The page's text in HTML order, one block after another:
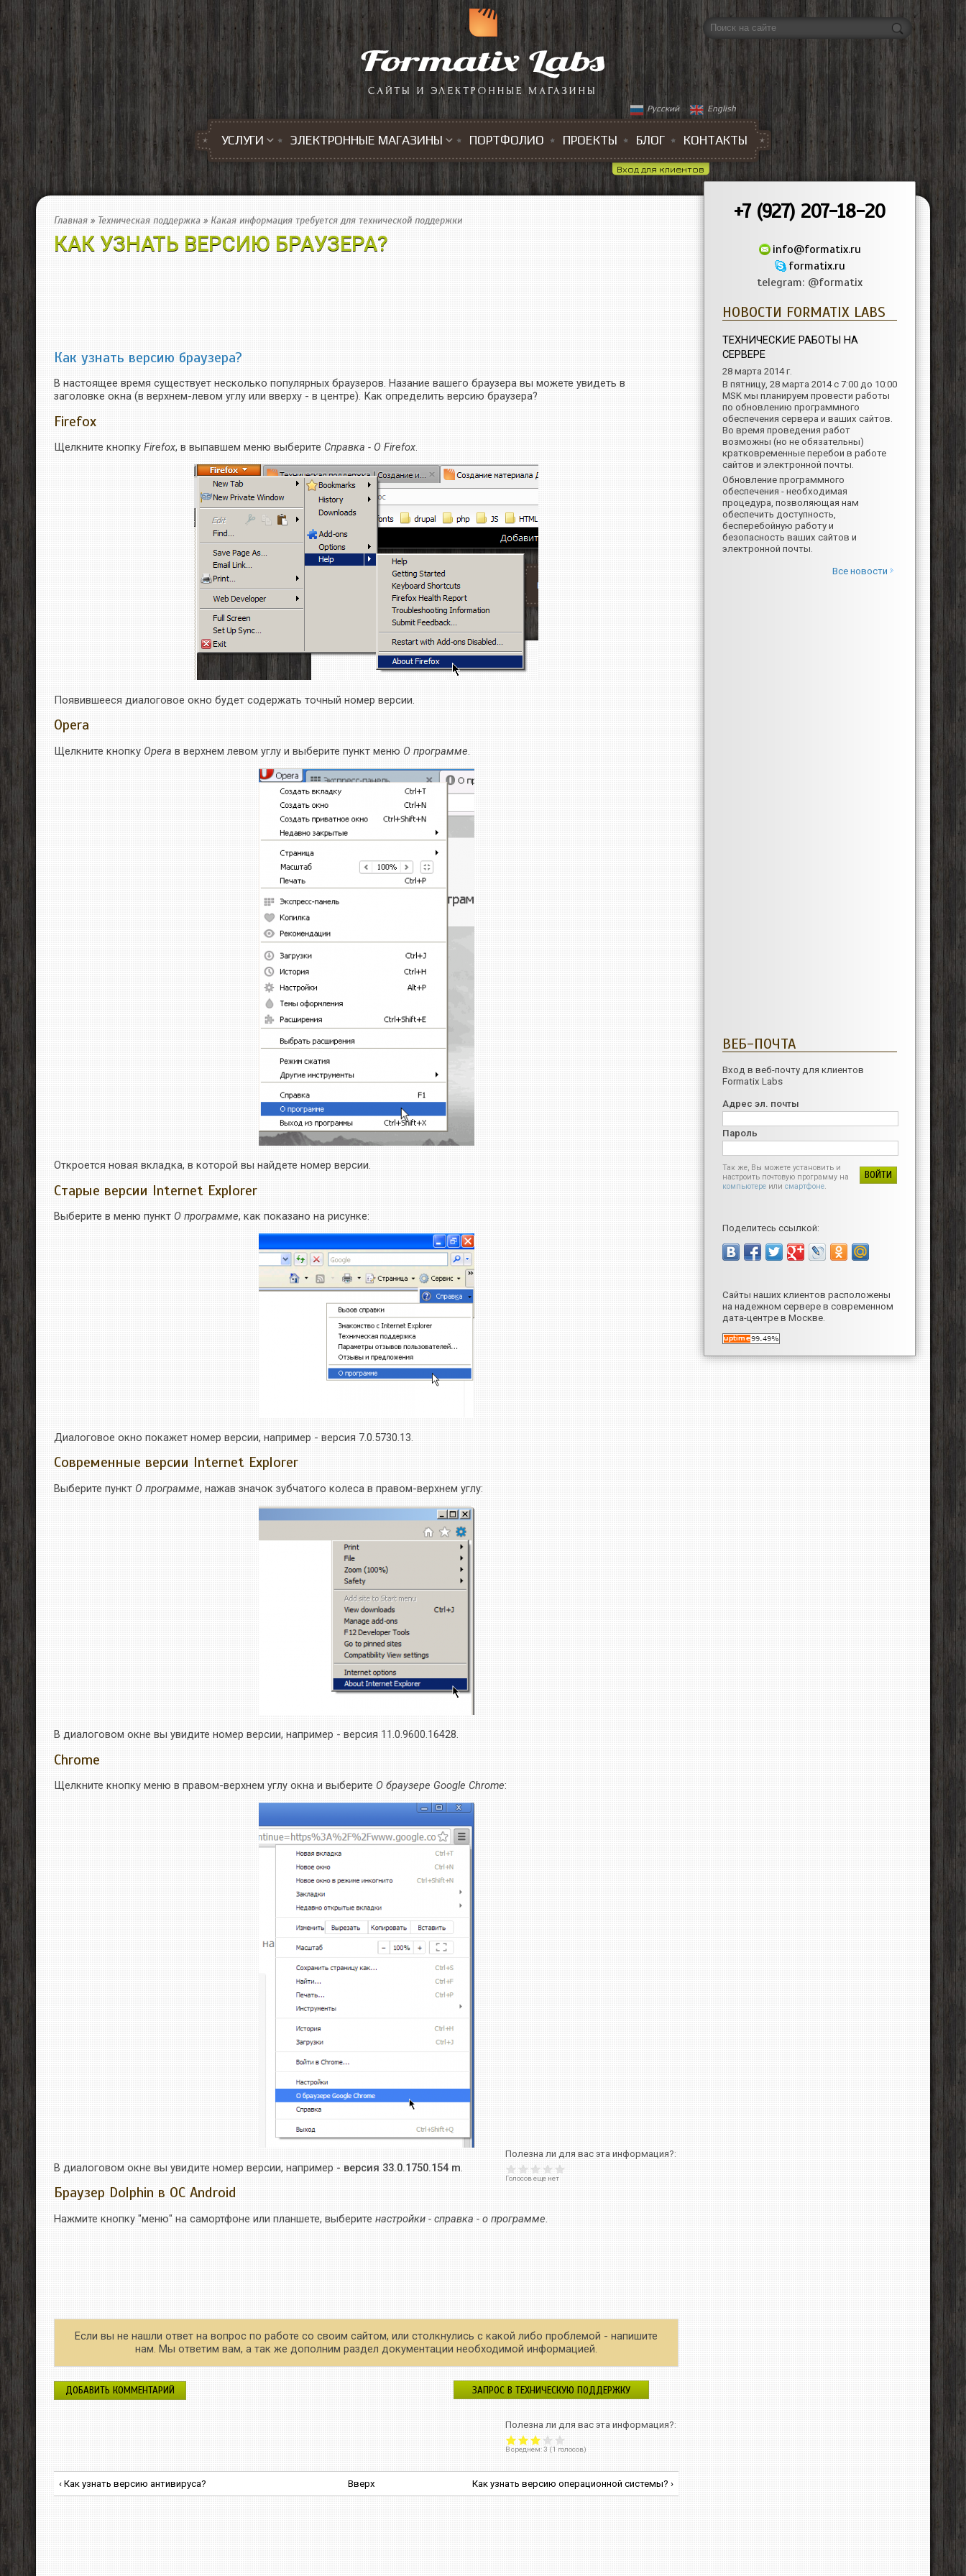
Перейти к основному содержанию
Форма поиска
Русский English
УСЛУГИ ЭЛЕКТРОННЫЕ МАГАЗИНЫ ПОРТФОЛИО ПРОЕКТЫ БЛОГ КОНТАКТЫ
Вход для клиентов
+7 (927) 207-18-20
info@formatix.ru
formatix.ru
telegram: @formatix
НОВОСТИ FORMATIX LABS
ТЕХНИЧЕСКИЕ РАБОТЫ НА
СЕРВЕРЕ
28 марта 2014 г.
В пятницу, 28 марта 2014 с 7:00 до 10:00
MSK мы планируем провести работы
по обновлению программного
обеспечения сервера и ваших сайтов.
Во время проведения работ
возможны (но не обязательны)
кратковременные перебои в работе
сайтов и электронной почты.
Обновление программного
обеспечения - необходимая
процедура, позволяющая нам
обеспечить доступность,
бесперебойную работу и
безопасность ваших сайтов и
электронной почты.
Все новости
ВЕБ-ПОЧТА
Вход в веб-почту для клиентов
Formatix Labs
Адрес эл. почты
Пароль
Так же, Вы можете установить и
настроить почтовую программу на
компьютере или смартфоне.
Поделитесь ссылкой:
Сайты наших клиентов расположены
на надежном сервере в современном
дата-центре в Москве.
Главная » Техническая поддержка » Какая информация требуется для технической поддержки
КАК УЗНАТЬ ВЕРСИЮ БРАУЗЕРА?
Как узнать версию браузера?
В настоящее время существует несколько популярных браузеров. Назание вашего браузера вы можете увидеть в
заголовке окна (в верхнем-левом углу или вверху - в центре). Как определить версию браузера?
Firefox
Щелкните кнопку Firefox, в выпавшем меню выберите Справка - О Firefox.
Появившееся диалоговое окно будет содержать точный номер версии.
Opera
Щелкните кнопку Opera в верхнем левом углу и выберите пункт меню О программе.
Откроется новая вкладка, в которой вы найдете номер версии.
Старые версии Internet Explorer
Выберите в меню пункт О программе, как показано на рисунке:
Диалоговое окно покажет номер версии, например - версия 7.0.5730.13.
Современные версии Internet Explorer
Выберите пункт О программе, нажав значок зубчатого колеса в правом-верхнем углу:
В диалоговом окне вы увидите номер версии, например - версия 11.0.9600.16428.
Chrome
Щелкните кнопку меню в правом-верхнем углу окна и выберите О браузере Google Chrome:
В диалоговом окне вы увидите номер версии, например - версия 33.0.1750.154 m.
Браузер Dolphin в OC Android
Нажмите кнопку "меню" на самортфоне или планшете, выберите настройки - справка - о программе.
Полезна ли для вас эта информация?:
Голосов еще нет
Если вы не нашли ответ на вопрос по работе со своим сайтом, или столкнулись с какой либо проблемой - напишите
нам. Мы ответим вам, а так же дополним раздел документации необходимой информацией.
ЗАПРОС В ТЕХНИЧЕСКУЮ ПОДДЕРЖКУ
ДОБАВИТЬ КОММЕНТАРИЙ
Полезна ли для вас эта информация?:
В среднем:3 (1 голосов)
‹ Как узнать версию антивируса? Вверх Как узнать версию операционной системы? ›